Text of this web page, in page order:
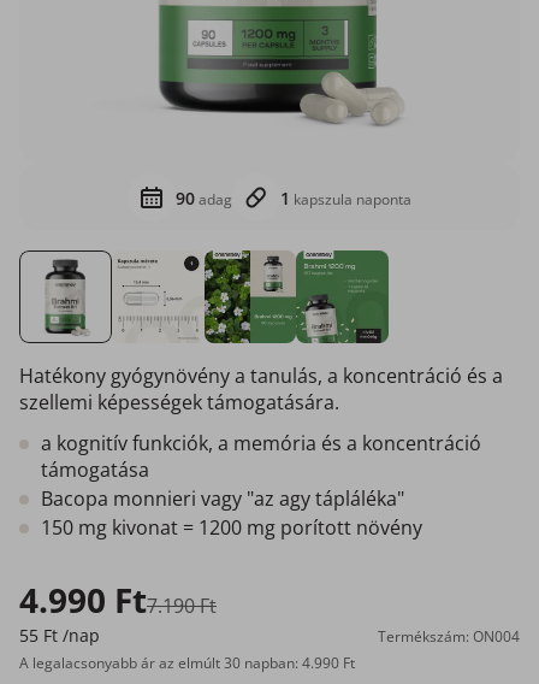
90adag 1 kapszula naponta
Hatékony gyógynövény a tanulás, a koncentráció és a
szellemi képességek támogatására.
a kognitív funkciók, a memória és a koncentráció
támogatása
Bacopa monnieri vagy "az agy tápláléka"
150 mg kivonat = 1200 mg porított növény
4.990 Ft7.190 Ft
55 Ft /nap
Termékszám: ON004
A legalacsonyabb ár az elmúlt 30 napban: 4.990 Ft